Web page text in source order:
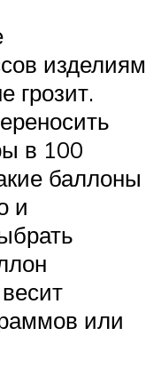
изделиям
грозит.
в 100
баллоны
и
или